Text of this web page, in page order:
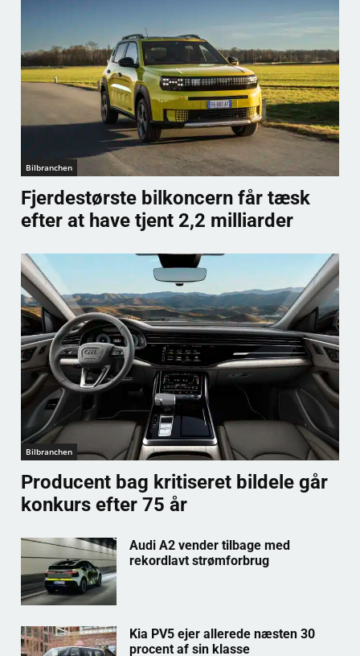
Bilbranchen
Fjerdestørste bilkoncern får tæsk
efter at have tjent 2,2 milliarder
Bilbranchen
Producent bag kritiseret bildele går
konkurs efter 75 år
Audi A2 vender tilbage med
rekordlavt strømforbrug
Kia PV5 ejer allerede næsten 30
procent af sin klasse